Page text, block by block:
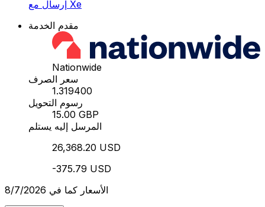
إرسال مع Xe
مقدم الخدمة
Nationwide
سعر الصرف
1.319400
رسوم التحويل
15.00 GBP
المرسل إليه يستلم
26,368.20 USD
-375.79 USD
الأسعار كما في 8/7/2026